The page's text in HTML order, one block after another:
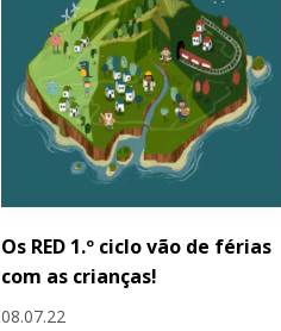
Os RED 1.º ciclo vão de férias
com as crianças!
08.07.22